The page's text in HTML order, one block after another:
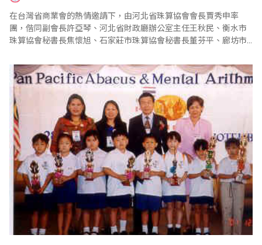
在台灣省商業會的熱情邀請下，由河北省珠算協會會長賈秀申率
團，偕同副會長許亞琴、河北省財政廳辦公室主任王秋民、衡水市
珠算協會秘書長焦懷旭、石家莊市珠算協會秘書長董芬平、廊坊市
皇島市珠算協會秘書長李文學、承德市珠算協會會長司玉和、滄州
市珠算協會會長何文奎、邢台市珠算協會會長胡朝元、唐山市珠算
協會副會長徐化榮13人，於2002年1月8日至17日來..